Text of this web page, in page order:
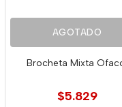
AGOTADO
Brocheta Mixta
$5.829